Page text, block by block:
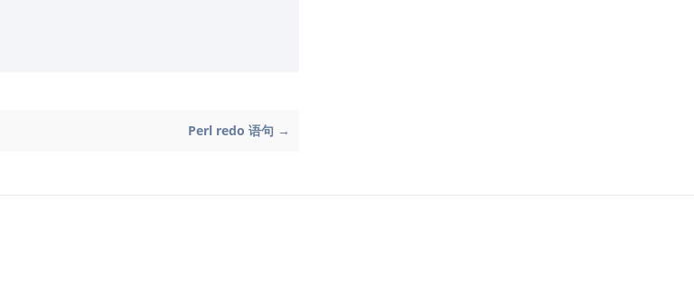
Perl redo 语句 →